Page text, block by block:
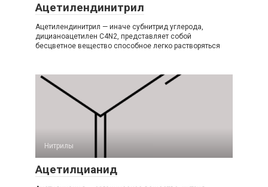
Ацетилендинитрил
Ацетилендинитрил — иначе субнитрид углерода,
дицианоацетилен C4N2, представляет собой
бесцветное вещество способное легко растворяться
Нитрилы‎
Ацетилцианид